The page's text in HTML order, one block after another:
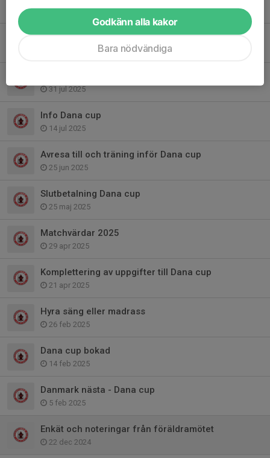
7 nov 2025
Ny kassör och admin-lagledare
31 jul 2025
Info Dana cup
14 jul 2025
Avresa till och träning inför Dana cup
25 jun 2025
Slutbetalning Dana cup
25 maj 2025
Matchvärdar 2025
29 apr 2025
Komplettering av uppgifter till Dana cup
21 apr 2025
Hyra säng eller madrass
26 feb 2025
Dana cup bokad
14 feb 2025
Danmark nästa - Dana cup
5 feb 2025
Enkät och noteringar från föräldramötet
22 dec 2024
Godkänn alla kakor
Bara nödvändiga